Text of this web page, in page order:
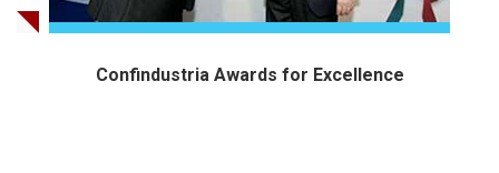
Confindustria Awards for Excellence